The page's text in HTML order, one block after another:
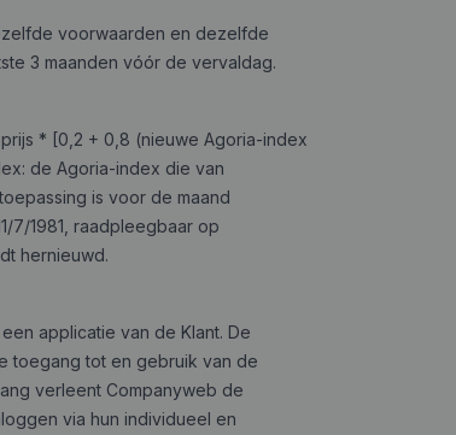
voorwaarden en dezelfde
3 maanden vóór de vervaldag.
* [0,2 + 0,8 (nieuwe Agoria-index
de Agoria-index die van
is voor de maand
7/1981, raadpleegbaar op
hernieuwd.
applicatie van de Klant. De
toegang tot en gebruik van de
verleent Companyweb de
via hun individueel en